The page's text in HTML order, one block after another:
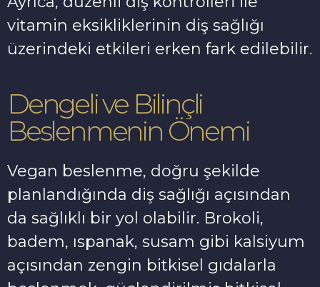
vitamin eksikliklerinin diş sağlığı
üzerindeki etkileri erken fark edilebilir.
Dengeli ve Bilinçli
Beslenmenin Önemi
Vegan beslenme, doğru şekilde
planlandığında diş sağlığı açısından
da sağlıklı bir yol olabilir. Brokoli,
badem, ıspanak, susam gibi kalsiyum
açısından zengin bitkisel gıdalarla